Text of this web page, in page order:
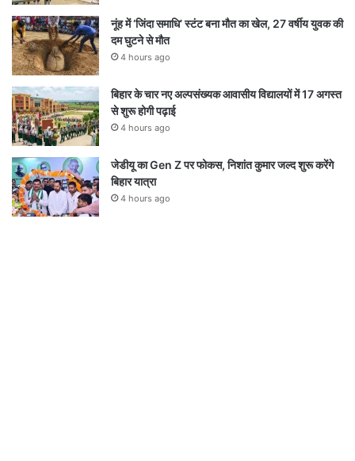
नूंह में ‘जिंदा समाधि’ स्टंट बना मौत का खेल, 27 वर्षीय युवक की
दम घुटने से मौत
4 hours ago
बिहार के चार नए अल्पसंख्यक आवासीय विद्यालयों में 17 अगस्त
से शुरू होगी पढ़ाई
4 hours ago
जेडीयू का Gen Z पर फोकस, निशांत कुमार जल्द शुरू करेंगे
बिहार यात्रा
4 hours ago